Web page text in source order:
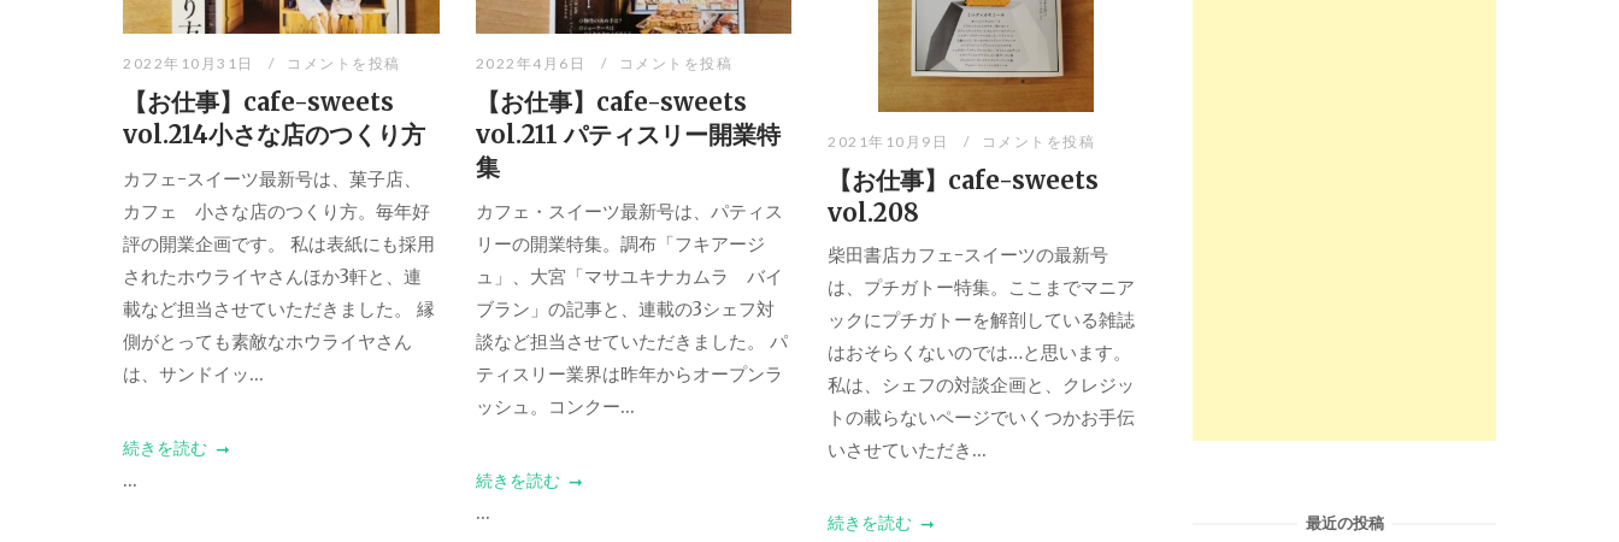
2022年10月31日 コメントを投稿
【お仕事】cafe-sweets
vol.214小さな店のつくり方
カフェ-スイーツ最新号は、菓子店、
カフェ 小さな店のつくり方。毎年好
評の開業企画です。 私は表紙にも採用
されたホウライヤさんほか3軒と、連
載など担当させていただきました。 縁
側がとっても素敵なホウライヤさん
は、サンドイッ...
続きを読む
...
2022年4月6日 コメントを投稿
【お仕事】cafe-sweets
vol.211 パティスリー開業特
集
カフェ・スイーツ最新号は、パティス
リーの開業特集。調布「フキアージ
ュ」、大宮「マサユキナカムラ バイ
ブラン」の記事と、連載の3シェフ対
談など担当させていただきました。 パ
ティスリー業界は昨年からオープンラ
ッシュ。コンクー...
続きを読む
...
2021年10月9日 コメントを投稿
【お仕事】cafe-sweets
vol.208
柴田書店カフェ-スイーツの最新号
は、プチガトー特集。ここまでマニア
ックにプチガトーを解剖している雑誌
はおそらくないのでは…と思います。
私は、シェフの対談企画と、クレジッ
トの載らないページでいくつかお手伝
いさせていただき...
続きを読む 最近の投稿